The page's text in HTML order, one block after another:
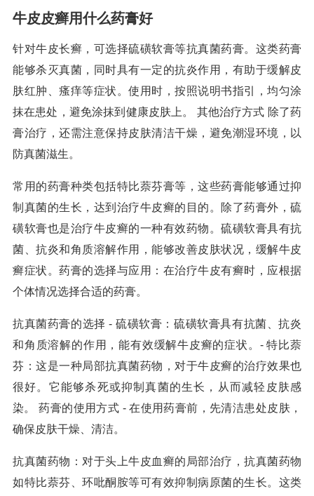
牛皮皮癣用什么药膏好
针对牛皮长癣，可选择硫磺软膏等抗真菌药膏。这类药膏
能够杀灭真菌，同时具有一定的抗炎作用，有助于缓解皮
肤红肿、瘙痒等症状。使用时，按照说明书指引，均匀涂
抹在患处，避免涂抹到健康皮肤上。 其他治疗方式 除了药
膏治疗，还需注意保持皮肤清洁干燥，避免潮湿环境，以
防真菌滋生。
常用的药膏种类包括特比萘芬膏等，这些药膏能够通过抑
制真菌的生长，达到治疗牛皮癣的目的。除了药膏外，硫
磺软膏也是治疗牛皮癣的一种有效药物。硫磺软膏具有抗
菌、抗炎和角质溶解作用，能够改善皮肤状况，缓解牛皮
癣症状。药膏的选择与应用：在治疗牛皮有癣时，应根据
个体情况选择合适的药膏。
抗真菌药膏的选择 - 硫磺软膏：硫磺软膏具有抗菌、抗炎
和角质溶解的作用，能有效缓解牛皮癣的症状。- 特比萘
芬：这是一种局部抗真菌药物，对于牛皮癣的治疗效果也
很好。它能够杀死或抑制真菌的生长，从而减轻皮肤感
染。 药膏的使用方式 - 在使用药膏前，先清洁患处皮肤，
确保皮肤干燥、清洁。
抗真菌药物：对于头上牛皮血癣的局部治疗，抗真菌药物
如特比萘芬、环吡酮胺等可有效抑制病原菌的生长。这类